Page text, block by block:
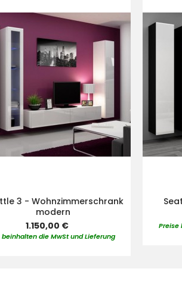
Warenkorb
3 - Wohnzimmerschrank
modern
1.150,00 €
beinhalten die MwSt und Lieferung
Preise